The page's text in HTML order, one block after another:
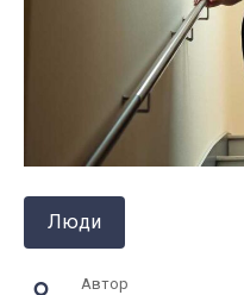
Люди
Автор